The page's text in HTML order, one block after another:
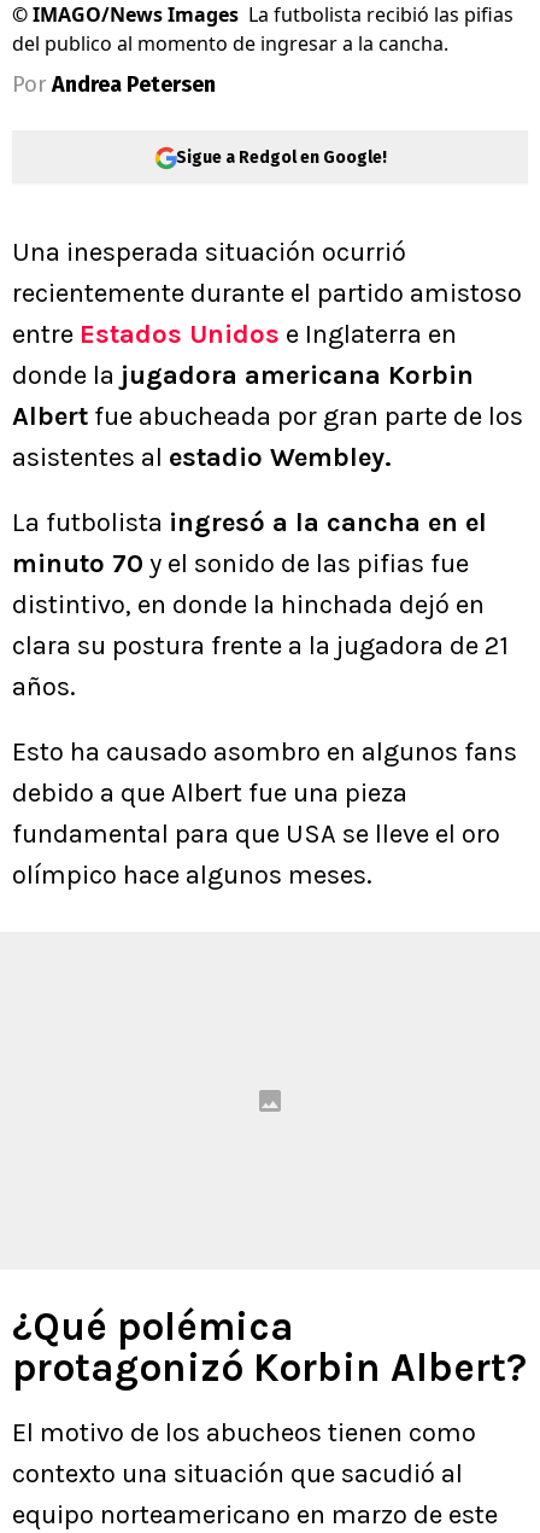
©IMAGO/News Images La futbolista recibió las pifias
del publico al momento de ingresar a la cancha.
Por Andrea Petersen
Sigue a Redgol en Google!
Una inesperada situación ocurrió
recientemente durante el partido amistoso
entre Estados Unidos e Inglaterra en
donde la jugadora americana Korbin
Albert fue abucheada por gran parte de los
asistentes al estadio Wembley.
La futbolista ingresó a la cancha en el
minuto 70 y el sonido de las pifias fue
distintivo, en donde la hinchada dejó en
clara su postura frente a la jugadora de 21
años.
Esto ha causado asombro en algunos fans
debido a que Albert fue una pieza
fundamental para que USA se lleve el oro
olímpico hace algunos meses.
¿Qué polémica
protagonizó Korbin Albert?
El motivo de los abucheos tienen como
contexto una situación que sacudió al
equipo norteamericano en marzo de este